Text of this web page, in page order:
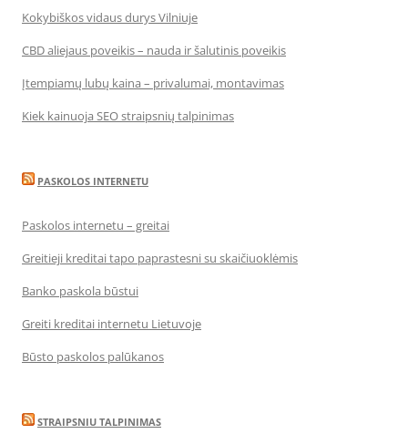
Kokybiškos vidaus durys Vilniuje
CBD aliejaus poveikis – nauda ir šalutinis poveikis
Įtempiamų lubų kaina – privalumai, montavimas
Kiek kainuoja SEO straipsnių talpinimas
PASKOLOS INTERNETU
Paskolos internetu – greitai
Greitieji kreditai tapo paprastesni su skaičiuoklėmis
Banko paskola būstui
Greiti kreditai internetu Lietuvoje
Būsto paskolos palūkanos
STRAIPSNIU TALPINIMAS